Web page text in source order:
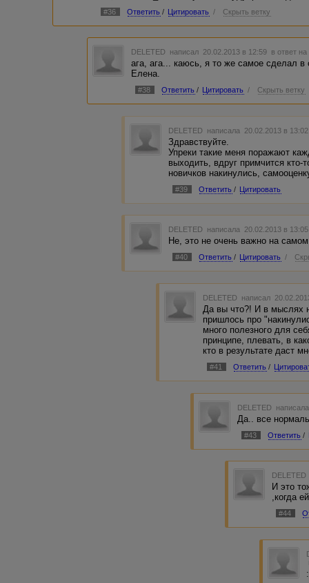
#36 Ответить / Цитировать / Скрыть ветку
DELETED написал 20.02.2013 в 12:59 в ответ
ага, ага... каюсь, я то же самое сделал в
Елена.
#38 Ответить / Цитировать / Скрыть ветку
DELETED написала 20.02.2013 в
Здравствуйте.
Упреки такие меня поражают
выходить, вдруг примчится
новичков накинулись,
#39 Ответить / Цитировать
DELETED написала 20.02.2013 в
Не, это не очень важно на
#40 Ответить / Цитировать /
DELETED написал
Да вы что?! И в мыслях
пришлось про
много полезного для
принципе, плевать, в
кто в результате даст
#41 Ответить /
DELETED
Да.. все
#43 Ответить /
DELETED
И это
,когда
#44